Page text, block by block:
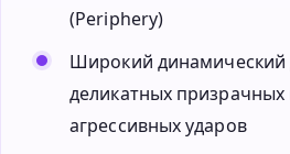
(Periphery)
Широкий
деликатных
агрессивных ударов